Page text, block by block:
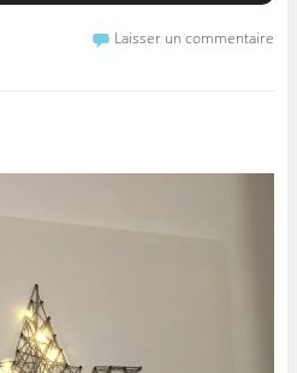
Laisser un commentaire